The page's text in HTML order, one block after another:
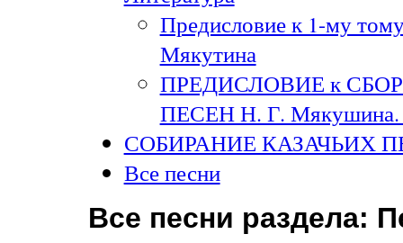
Предисловие к 1-му
Мякутина
ПРЕДИСЛОВИЕ к
ПЕСЕН Н. Г. Мякушина.
СОБИРАНИЕ КАЗАЧЬИХ
Все песни
Все песни раздела: